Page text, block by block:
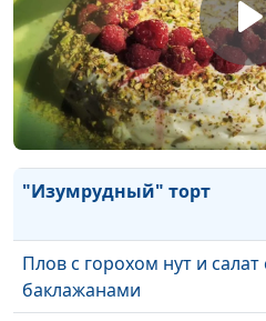
Конвертики из тонкого
и тонизирующий смузи
Имбирный эль и печенье с
шоколадом
"Изумрудный" торт
Плов с горохом нут и салат
баклажанами